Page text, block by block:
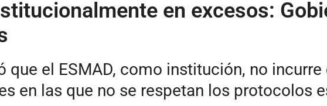
en excesos:
que el ESMAD, como institución, no
en las que no se respetan los protocolos